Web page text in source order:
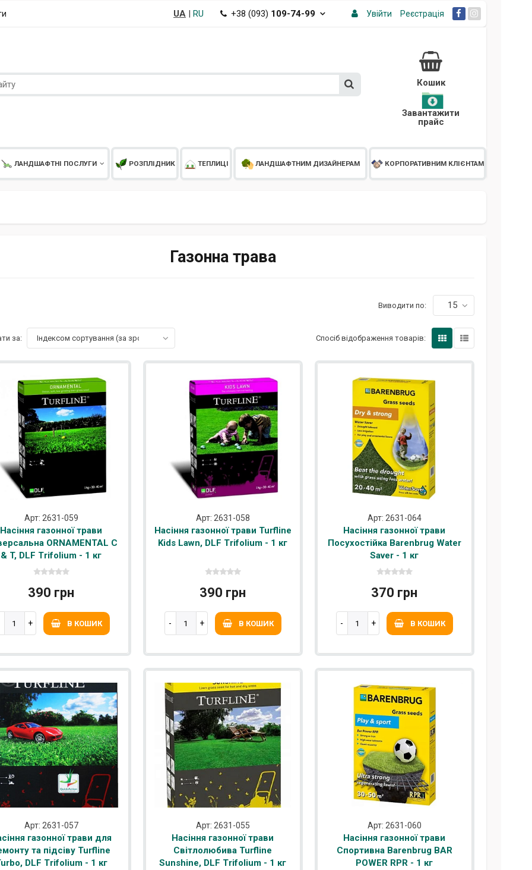
UA| RU +38 (093) 109-74-99 Увійти Реєстрація
Кошик
Завантажити
прайс
ЛАНДШАФТНІ ПОСЛУГИ РОЗПЛІДНИК ТЕПЛИЦІ ЛАНДШАФТНИМ ДИЗАЙНЕРАМ КОРПОРАТИВНИМ КЛІЄНТАМ
Газонна трава
Виводити по: 15
за: Індексом сортування (за зростанням) Спосіб відображення товарів:
Арт: 2631-059
Насіння газонної трави
ORNAMENTAL C
& T, DLF Trifolium - 1 кг
390 грн
В КОШИК
Арт: 2631-058
Насіння газонної трави Turfline
Kids Lawn, DLF Trifolium - 1 кг
390 грн
В КОШИК
Арт: 2631-064
Насіння газонної трави
Посухостійка Barenbrug Water
Saver - 1 кг
370 грн
В КОШИК
Арт: 2631-057
газонної трави для
та підсіву Turfline
DLF Trifolium - 1 кг
Арт: 2631-055
Насіння газонної трави
Світлолюбива Turfline
Sunshine, DLF Trifolium - 1 кг
Арт: 2631-060
Насіння газонної трави
Спортивна Barenbrug BAR
POWER RPR - 1 кг